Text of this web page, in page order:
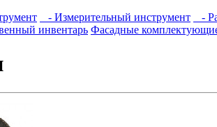
- Измерительный инструмент -
инвентарь Фасадные